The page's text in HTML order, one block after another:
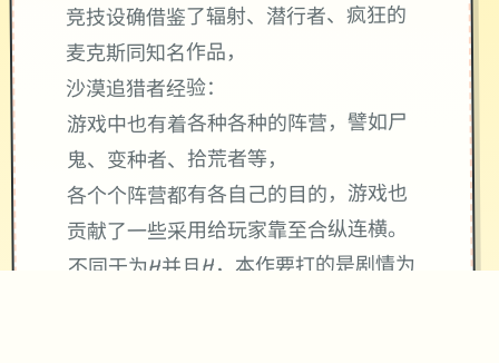
竞技设确借鉴了辐射、潜行者、疯狂的
麦克斯同知名作品，
沙漠追猎者经验：
游戏中也有着各种各种的阵营，譬如尸
鬼、变种者、拾荒者等，
各个个阵营都有各自己的目的，游戏也
贡献了一些采用给玩家靠至合纵连横。
不同于为H并且H，本作要打的是剧情为